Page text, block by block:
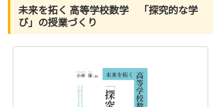
未来を拓く 高等学校数学 「探究的な学
び」の授業づくり